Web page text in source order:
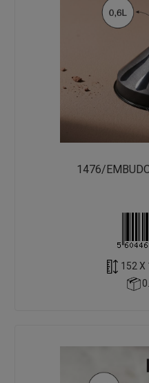
1476/
152 X